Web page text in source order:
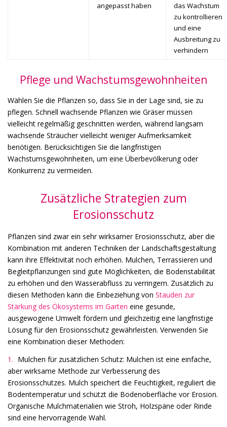
angepasst haben
das Wachstum
zu kontrollieren
und eine
Ausbreitung zu
verhindern
Pflege und Wachstumsgewohnheiten
Wählen Sie die Pflanzen so, dass Sie in der Lage sind, sie zu
pflegen. Schnell wachsende Pflanzen wie Gräser müssen
vielleicht regelmäßig geschnitten werden, während langsam
wachsende Sträucher vielleicht weniger Aufmerksamkeit
benötigen. Berücksichtigen Sie die langfristigen
Wachstumsgewohnheiten, um eine Überbevölkerung oder
Konkurrenz zu vermeiden.
Zusätzliche Strategien zum
Erosionsschutz
Pflanzen sind zwar ein sehr wirksamer Erosionsschutz, aber die
Kombination mit anderen Techniken der Landschaftsgestaltung
kann ihre Effektivität noch erhöhen. Mulchen, Terrassieren und
Begleitpflanzungen sind gute Möglichkeiten, die Bodenstabilität
zu erhöhen und den Wasserabfluss zu verringern. Zusätzlich zu
diesen Methoden kann die Einbeziehung von Stauden zur
Stärkung des Ökosystems im Garten eine gesunde,
ausgewogene Umwelt fördern und gleichzeitig eine langfristige
Lösung für den Erosionsschutz gewährleisten. Verwenden Sie
eine Kombination dieser Methoden:
Mulchen für zusätzlichen Schutz: Mulchen ist eine einfache,
aber wirksame Methode zur Verbesserung des
Erosionsschutzes. Mulch speichert die Feuchtigkeit, reguliert die
Bodentemperatur und schützt die Bodenoberfläche vor Erosion.
Organische Mulchmaterialien wie Stroh, Holzspäne oder Rinde
sind eine hervorragende Wahl.